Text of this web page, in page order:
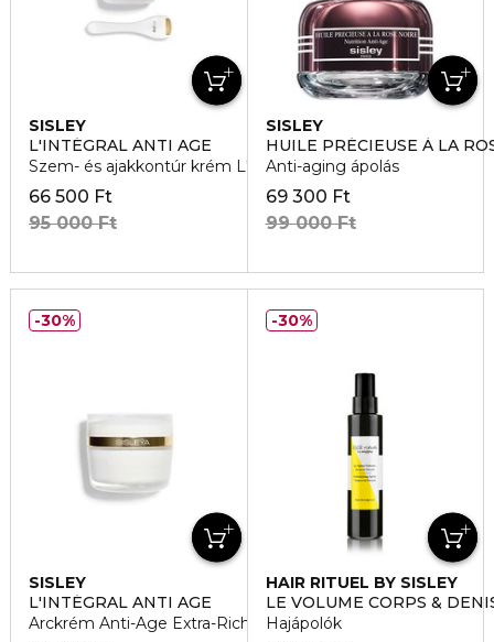
SISLEY
L'INTÉGRAL ANTI AGE
Szem- és ajakkontúr krém L'Intégral Anti Age
66 500 Ft
95 000 Ft
SISLEY
HUILE PRÉCIEUSE À LA
Anti-aging ápolás
69 300 Ft
99 000 Ft
SISLEY
L'INTÉGRAL ANTI AGE
Arckrém Anti-Age Extra-Riche
30%
HAIR RITUEL BY SISLEY
LE VOLUME CORPS &
Hajápolók
30%